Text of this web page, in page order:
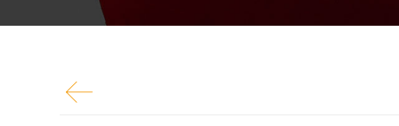
le bouquet TNT (Télévision numérique
numérique. Il faudra, pour cela, y associer...